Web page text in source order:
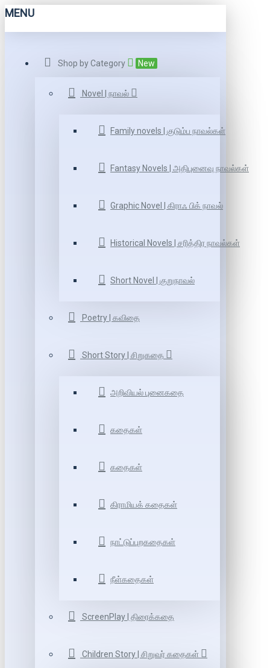
MENU
Shop by Category New
Novel | நாவல்
Family novels | குடும்ப நாவல்கள்
Fantasy Novels | அதிபுனைவு நாவல்கள்
Graphic Novel | கிராஃ பிக் நாவல்
Historical Novels | சரித்திர நாவல்கள்
Short Novel | குறுநாவல்
Poetry | கவிதை
Short Story | சிறுகதை
அறிவியல் புனைகதை
கதைகள்
கதைகள்
கிராமியக் கதைகள்
நாட்டுப்புறகதைகள்
நீள்கதைகள்
ScreenPlay | திரைக்கதை
Children Story | சிறுவர் கதைகள்